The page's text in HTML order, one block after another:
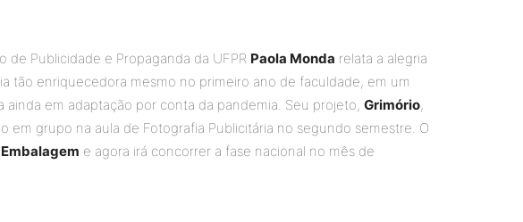
de Publicidade e Propaganda da UFPR Paola Monda relata a alegria
tão enriquecedora mesmo no primeiro ano de faculdade, em um
ainda em adaptação por conta da pandemia. Seu projeto, Grimório,
em grupo na aula de Fotografia Publicitária no segundo semestre. O
Embalagem e agora irá concorrer a fase nacional no mês de